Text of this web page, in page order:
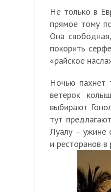
Не только в
прямое тому
Она
покорить
«райское
Ночью пахнет
ветерок
выбирают
тут
Луалу – ужине
и ресторанов